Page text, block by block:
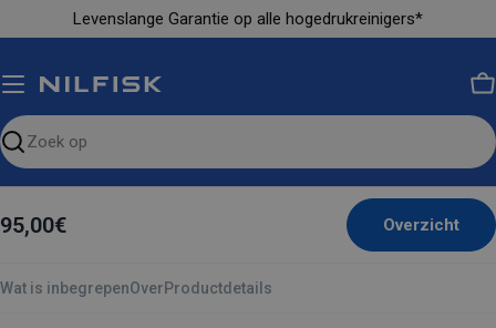
naar
Levenslange Garantie op alle hogedrukreinigers*
Zoeken
site
95,00€ Overzicht
Wat is inbegrepenOver Productdetails